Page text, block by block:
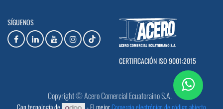
SÍGUENOS
CERTIFICACIÓN ISO 9001:2015
Copyright © Acero Comercial Ecuatoraino S.A.